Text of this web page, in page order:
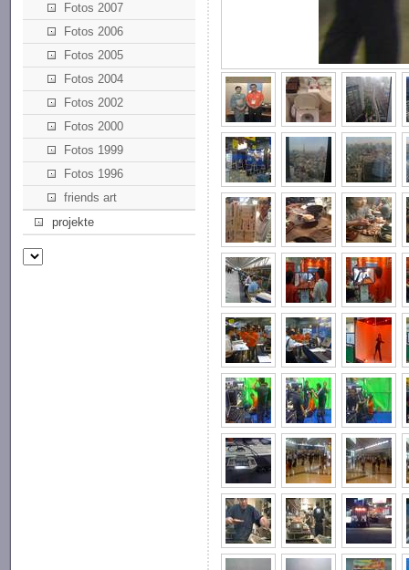
Fotos 2007
Fotos 2006
Fotos 2005
Fotos 2004
Fotos 2002
Fotos 2000
Fotos 1999
Fotos 1996
friends art
projekte